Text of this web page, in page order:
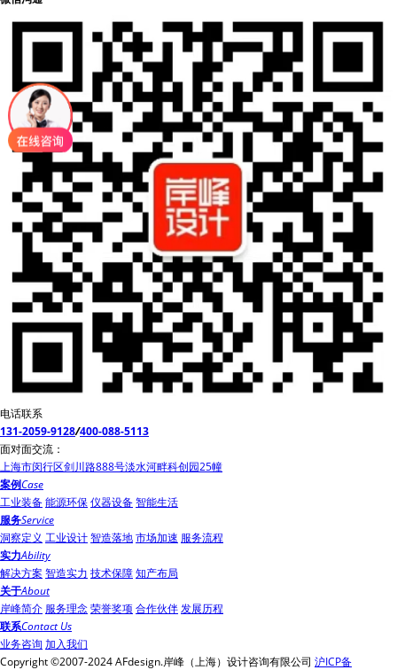
电话联系
131-2059-9128/400-088-5113
面对面交流：
上海市闵行区剑川路888号淡水河畔科创园25幢
案例Case
工业装备能源环保仪器设备智能生活
服务Service
洞察定义 工业设计智造落地市场加速 服务流程
实力Ability
解决方案 智造实力 技术保障知产布局
关于About
岸峰简介 服务理念荣誉奖项合作伙伴发展历程
联系Contact Us
业务咨询 加入我们
Copyright ©2007-2024 AFdesign.岸峰（上海）设计咨询有限公司 沪ICP备